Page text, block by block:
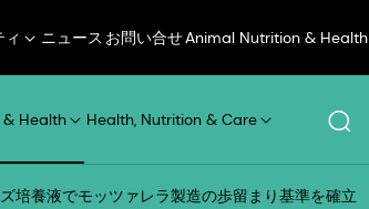
ニュース お問い合せAnimal Nutrition & Health
& Health Health, Nutrition & Care
培養液でモッツァレラ製造の歩留まり基準を確立